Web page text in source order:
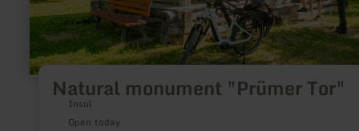
Natural monument "Prümer Tor"
Insul
Open today